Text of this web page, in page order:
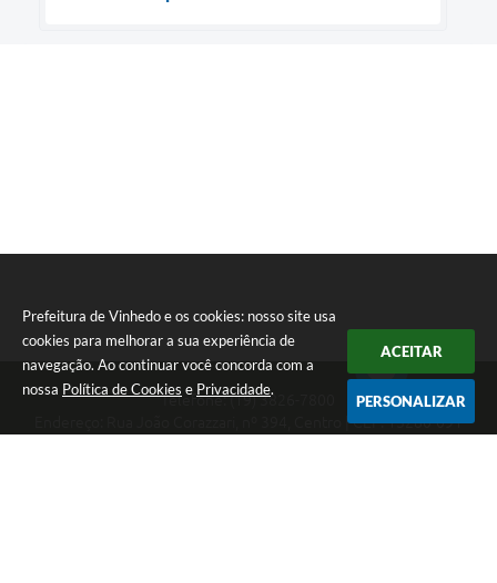
Prefeitura de Vinhedo e os cookies: nosso site usa
cookies para melhorar a sua experiência de
navegação. Ao continuar você concorda com a
nossa Política de Cookies e Privacidade.
ACEITAR
PERSONALIZAR
Telefone: (19) 3826-7800
Endereço: Rua João Corazzari, nº 394, Centro | CEP: 13280-091